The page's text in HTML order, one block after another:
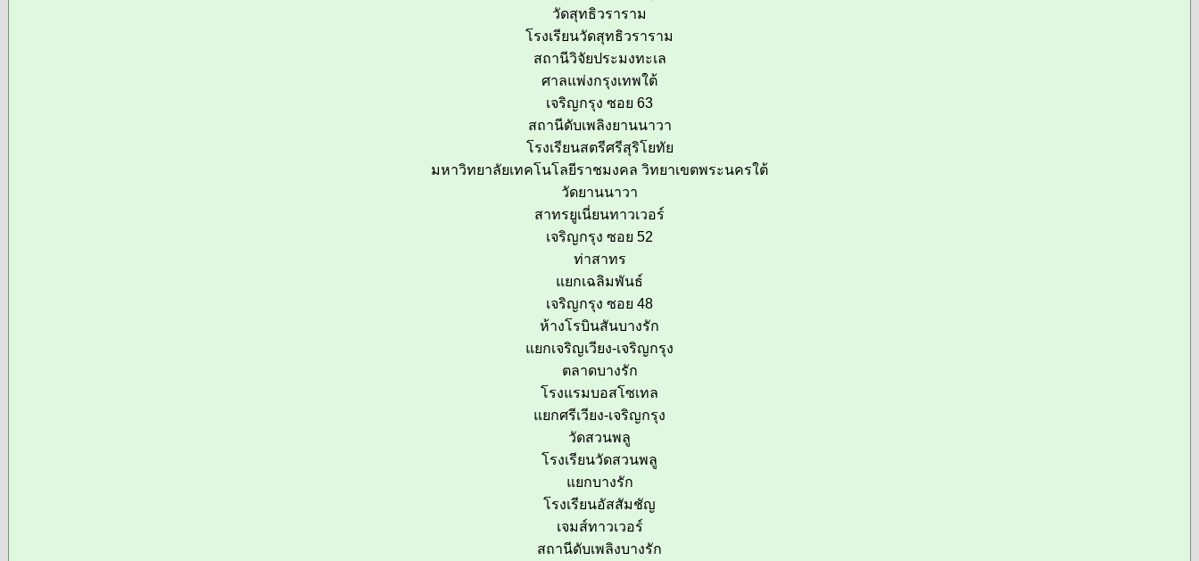
วัดสุทธิวราราม
โรงเรียนวัดสุทธิวราราม
สถานีวิจัยประมงทะเล
ศาลแพ่งกรุงเทพใต้
เจริญกรุง ซอย 63
สถานีดับเพลิงยานนาวา
โรงเรียนสตรีศรีสุริโยทัย
มหาวิทยาลัยเทคโนโลยีราชมงคล วิทยาเขตพระนครใต้
วัดยานนาวา
สาทรยูเนี่ยนทาวเวอร์
เจริญกรุง ซอย 52
ท่าสาทร
แยกเฉลิมพันธ์
เจริญกรุง ซอย 48
ห้างโรบินสันบางรัก
แยกเจริญเวียง-เจริญกรุง
ตลาดบางรัก
โรงแรมบอสโซเทล
แยกศรีเวียง-เจริญกรุง
วัดสวนพลู
โรงเรียนวัดสวนพลู
แยกบางรัก
โรงเรียนอัสสัมชัญ
เจมส์ทาวเวอร์
สถานีดับเพลิงบางรัก